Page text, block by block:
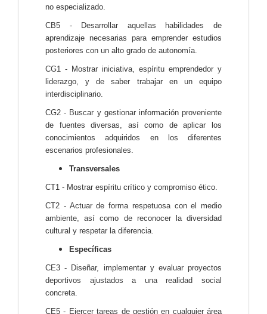
no especializado.
CB5 - Desarrollar aquellas habilidades de
aprendizaje necesarias para emprender estudios
posteriores con un alto grado de autonomía.
CG1 - Mostrar iniciativa, espíritu emprendedor y
liderazgo, y de saber trabajar en un equipo
interdisciplinario.
CG2 - Buscar y gestionar información proveniente
de fuentes diversas, así como de aplicar los
conocimientos adquiridos en los diferentes
escenarios profesionales.
Transversales
CT1 - Mostrar espíritu crítico y compromiso ético.
CT2 - Actuar de forma respetuosa con el medio
ambiente, así como de reconocer la diversidad
cultural y respetar la diferencia.
Específicas
CE3 - Diseñar, implementar y evaluar proyectos
deportivos ajustados a una realidad social
concreta.
CE5 - Ejercer tareas de gestión en cualquier área